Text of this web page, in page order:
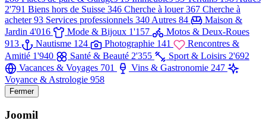
2'791 Biens hors de Suisse 346 Cherche à louer 367 Cherche à
acheter 93 Services professionnels 340 Autres 84
Maison &
Jardin 4'016 Mode & Bijoux 1'157
Motos & Deux-Roues
913
Nautisme 124 Photographie 141
Rencontres &
Amitié 1'940 Santé & Beauté 2'355 Sport & Loisirs 2'692
Vacances & Voyages 701 Vins & Gastronomie 247
Voyance & Astrologie 958
Fermer
Joomil